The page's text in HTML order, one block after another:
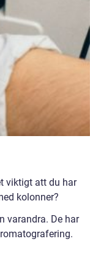
viktigt att du har
kolonner?
varandra. De har